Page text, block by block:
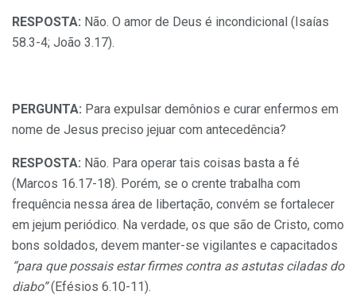
RESPOSTA: Não. O amor de Deus é incondicional (Isaías
58.3-4; João 3.17).
PERGUNTA: Para expulsar demônios e curar enfermos em
nome de Jesus preciso jejuar com antecedência?
RESPOSTA: Não. Para operar tais coisas basta a fé
(Marcos 16.17-18). Porém, se o crente trabalha com
frequência nessa área de libertação, convém se fortalecer
em jejum periódico. Na verdade, os que são de Cristo, como
bons soldados, devem manter-se vigilantes e capacitados
“para que possais estar firmes contra as astutas ciladas do
diabo”(Efésios 6.10-11).